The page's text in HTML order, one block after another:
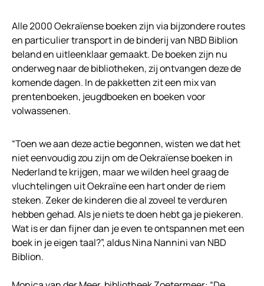
Alle 2000 Oekraïense boeken zijn via bijzondere routes
en particulier transport in de binderij van NBD Biblion
beland en uitleenklaar gemaakt. De boeken zijn nu
onderweg naar de bibliotheken, zij ontvangen deze de
komende dagen. In de pakketten zit een mix van
prentenboeken, jeugdboeken en boeken voor
volwassenen.
“Toen we aan deze actie begonnen, wisten we dat het
niet eenvoudig zou zijn om de Oekraïense boeken in
Nederland te krijgen, maar we wilden heel graag de
vluchtelingen uit Oekraïne een hart onder de riem
steken. Zeker de kinderen die al zoveel te verduren
hebben gehad. Als je niets te doen hebt ga je piekeren.
Wat is er dan fijner dan je even te ontspannen met een
boek in je eigen taal?”, aldus Nina Nannini van NBD
Biblion.